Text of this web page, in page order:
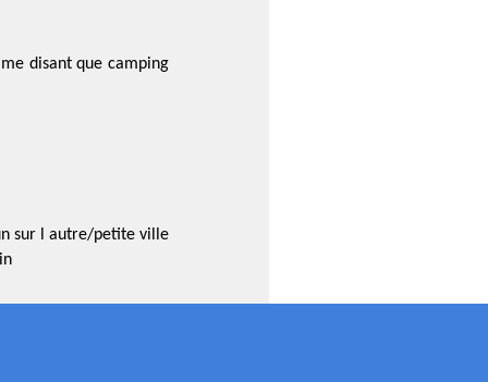
disant que camping
sur l autre/petite ville